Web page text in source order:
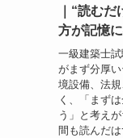
｜“読む
方が記憶
一級建築士
がまず分厚
境設備、法
く、「まず
う」と考え
間も読んだは